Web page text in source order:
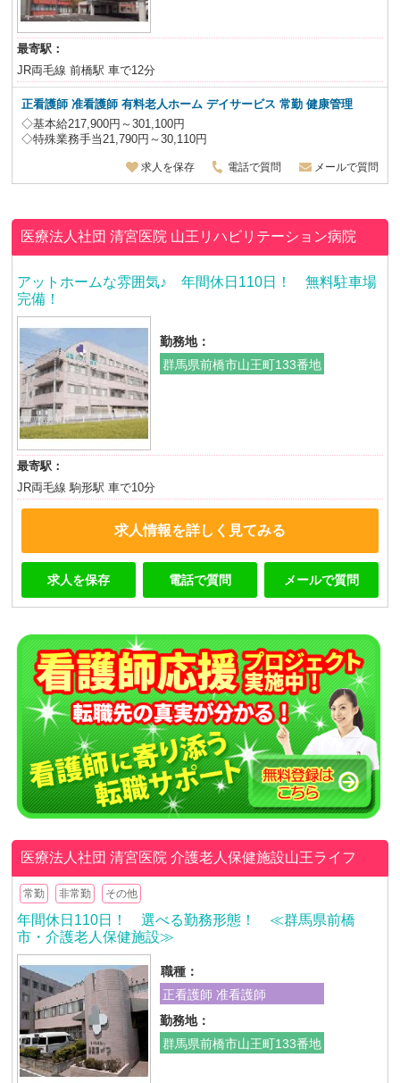
最寄駅：
JR両毛線 前橋駅 車で12分
正看護師 准看護師有料老人ホーム デイサービス 常勤 健康管理
◇基本給217,900円～301,100円
◇特殊業務手当21,790円～30,110円
求人を保存 電話で質問 メールで質問
医療法人社団 清宮医院 山王リハビリテーション病院
アットホームな雰囲気♪ 年間休日110日！ 無料駐車場
完備！
勤務地：
群馬県前橋市山王町133番地
最寄駅：
JR両毛線 駒形駅 車で10分
求人情報を詳しく見てみる
求人を保存 電話で質問 メールで質問
医療法人社団 清宮医院介護老人保健施設山王ライフ
常勤 非常勤 その他
年間休日110日！ 選べる勤務形態！ ≪群馬県前橋
市・介護老人保健施設≫
職種：
正看護師 准看護師
勤務地：
群馬県前橋市山王町133番地